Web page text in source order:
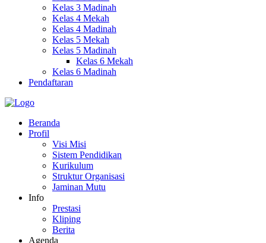
Kelas 3 Madinah
Kelas 4 Mekah
Kelas 4 Madinah
Kelas 5 Mekah
Kelas 5 Madinah
Kelas 6 Mekah
Kelas 6 Madinah
Pendaftaran
Beranda
Profil
Visi Misi
Sistem Pendidikan
Kurikulum
Struktur Organisasi
Jaminan Mutu
Info
Prestasi
Kliping
Berita
Agenda